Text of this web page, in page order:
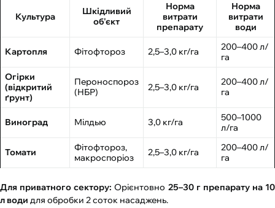
Культура
Шкідливий
об'єкт
Норма
витрати
препарату
Норма
витрати
води
Картопля Фітофтороз 2,5–3,0 кг/га
200–400 л/
га
Огірки
(відкритий
ґрунт)
Пероноспороз
(НБР)
2,5–3,0 кг/га
200–400 л/
га
Виноград Мілдью 3,0 кг/га
500–1000
л/га
Томати
Фітофтороз,
макроспоріоз
2,5–3,0 кг/га
200–400 л/
га
Для приватного сектору: Орієнтовно 25–30 г препарату на 10
л води для обробки 2 соток насаджень.